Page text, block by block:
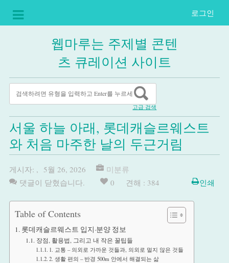
로그인
웹마루는 주제별 콘텐
츠 큐레이션 사이트
고급 검색
서울 하늘 아래, 롯데캐슬르웨스트
와 처음 마주한 날의 두근거림
게시자: , 5월 26, 2026
미분류
댓글이 닫혔습니다.
0 견해 : 384 인쇄
Table of Contents
롯데캐슬르웨스트 입지·분양 정보
장점, 활용법, 그리고 내 작은 꿀팁들
1. 교통 – 의외로 가까운 것들과, 의외로 멀지 않은 것들
2. 생활 편의 – 반경 500m 안에서 해결되는 삶